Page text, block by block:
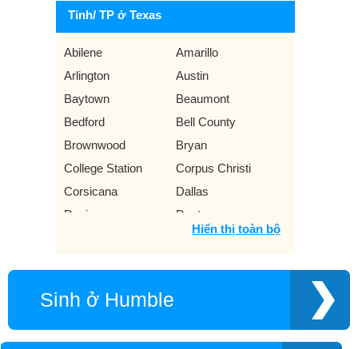
Tỉnh/ TP ở Texas
Abilene
Amarillo
Arlington
Austin
Baytown
Beaumont
Bedford
Bell County
Brownwood
Bryan
College Station
Corpus Christi
Corsicana
Dallas
Denison
Denton
Flower Mound
Grand Prairie
Harlingen
Houston
Hiển thị toàn bộ
Sinh ở Humble